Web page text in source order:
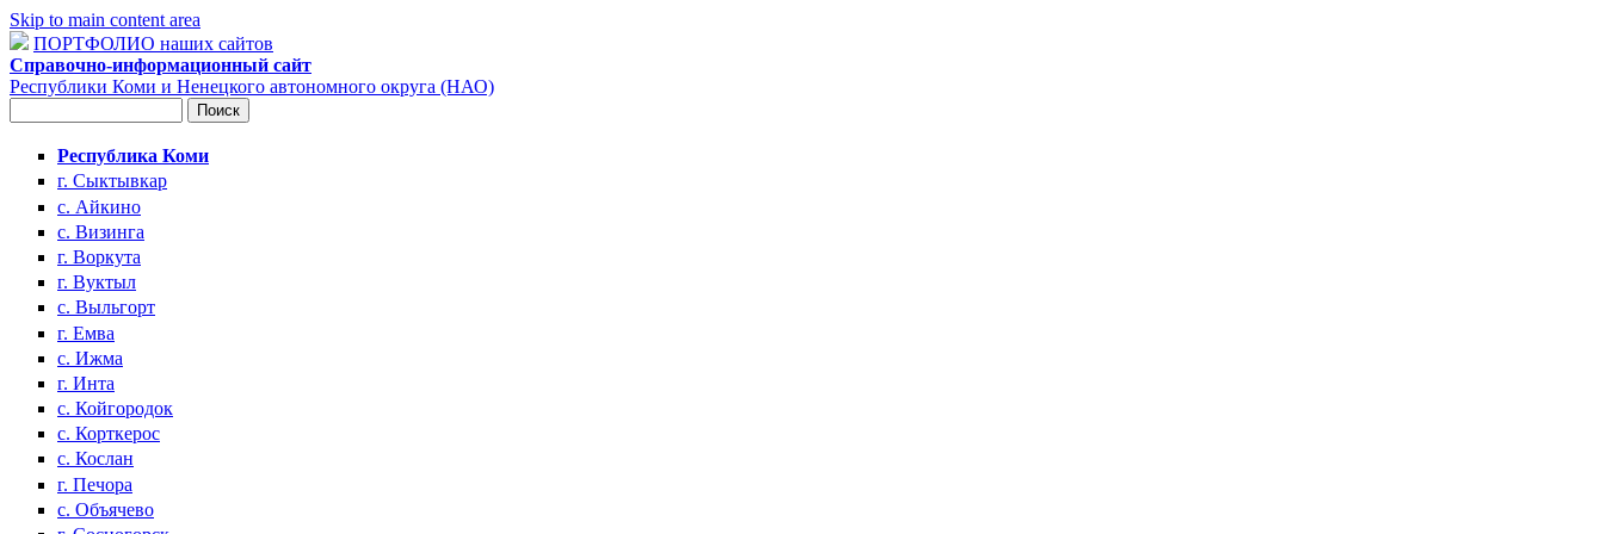
Skip to main content area
ПОРТФОЛИО наших сайтов
Справочно-информационный сайт
Республики Коми и Ненецкого автономного округа (НАО)
Республика Коми
г. Сыктывкар
с. Айкино
с. Визинга
г. Воркута
г. Вуктыл
с. Выльгорт
г. Емва
с. Ижма
г. Инта
с. Койгородок
с. Корткерос
с. Кослан
г. Печора
с. Объячево